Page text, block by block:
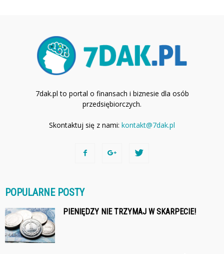
7dak.pl to portal o finansach i biznesie dla osób
przedsiębiorczych.
Skontaktuj się z nami: kontakt@7dak.pl
POPULARNE POSTY
PIENIĘDZY NIE TRZYMAJ W SKARPECIE!